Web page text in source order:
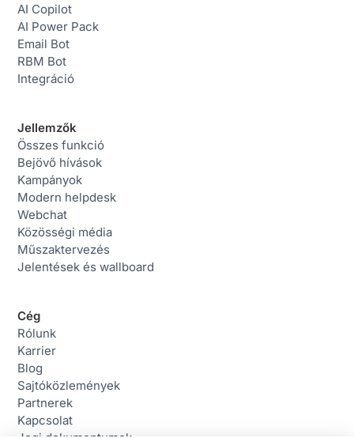
AI Copilot
AI Power Pack
Email Bot
RBM Bot
Integráció
Jellemzők
Összes funkció
Bejövő hívások
Kampányok
Modern helpdesk
Webchat
Közösségi média
Műszaktervezés
Jelentések és wallboard
Cég
Rólunk
Karrier
Blog
Sajtóközlemények
Partnerek
Kapcsolat